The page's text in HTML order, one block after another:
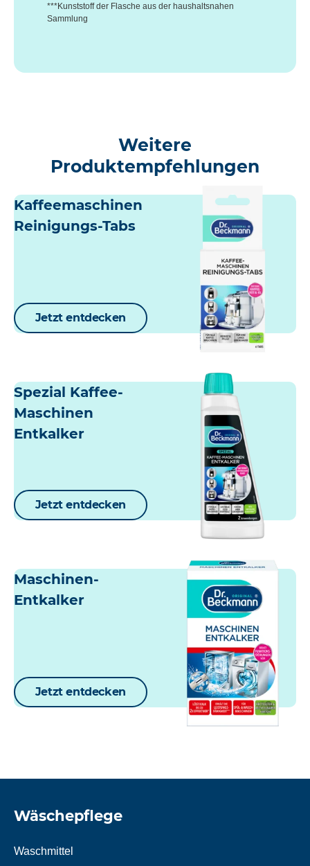
***Kunststoff der Flasche aus der haushaltsnahen
Sammlung
Weitere
Produktempfehlungen
Kaffeemaschinen
Reinigungs-Tabs
Jetzt entdecken
Spezial Kaffee-
Maschinen
Entkalker
Jetzt entdecken
Maschinen-
Entkalker
Jetzt entdecken
Wäschepflege
Waschmittel